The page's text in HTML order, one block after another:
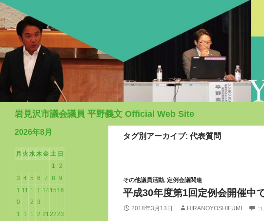
岩見沢市議会議員 平野義文 Official Web Site
タグ別アーカイブ: 代表質問
その他議員活動, 定例会議関連
平成30年度第1回定例会開催中で
2018年3月13日 HIRANOYOSHIFUMI
2026年8月
月 火 水木金 土 日
1
2
3 4 5 6 7 8
9
1
0
11 1
2
1
3
1415 16
1
1
1 2 212223